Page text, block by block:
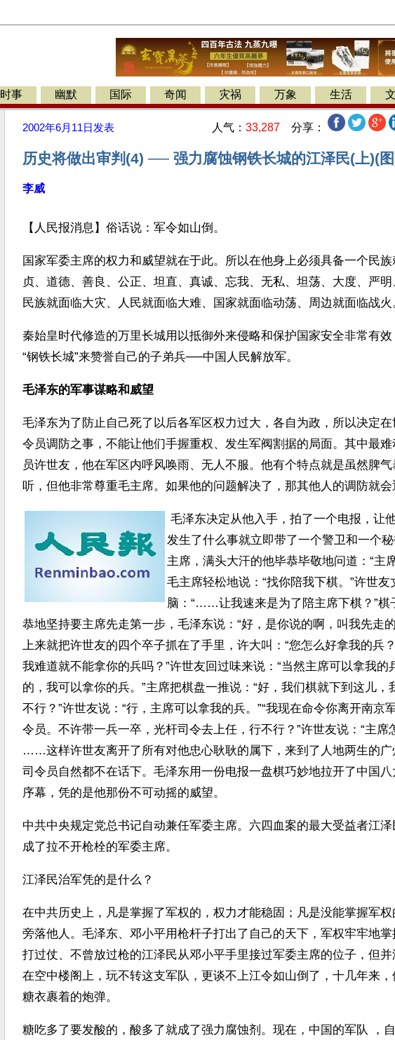
时事 幽默 国际 奇闻 灾祸 万象 生活
2002年6月11日 发表 人气： 33,287 分享：
历史将做出审判(4) ── 强力腐蚀钢铁长城的江泽民(上)(
李威
【人民报消息】俗话说：军令如山倒。
国家军委主席的权力和威望就在于此。所以在他身上必须具备一个民
贞、道德、善良、公正、坦直、真诚、忘我、无私、坦荡、大度、严明
民族就面临大灾、人民就面临大难、国家就面临动荡、周边就面临战火
秦始皇时代修造的万里长城用以抵御外来侵略和保护国家安全非常有
“钢铁长城”来赞誉自己的子弟兵──中国人民解放军。
毛泽东的军事谋略和威望
毛泽东为了防止自己死了以后各军区权力过大，各自为政，所以决定在
令员调防之事，不能让他们手握重权、发生军阀割据的局面。其中最
员许世友，他在军区内呼风唤雨、无人不服。他有个特点就是虽然脾
听，但他非常尊重毛主席。如果他的问题解决了，那其他人的调防就会
毛泽东决定从他入手，拍了一个电报，让
发生了什么事就立即带了一个警卫和一个
主席，满头大汗的他毕恭毕敬地问道：“主
毛主席轻松地说：“找你陪我下棋。”许世
脑：“……让我速来是为了陪主席下棋？”棋
恭地坚持要主席先走第一步，毛泽东说：“好，是你说的啊，叫我先走
上来就把许世友的四个卒子抓在了手里，许大叫：“您怎么好拿我的兵？
我难道就不能拿你的兵吗？”许世友回过味来说：“当然主席可以拿我的
的，我可以拿你的兵。”主席把棋盘一推说：“好，我们棋就下到这儿，
不行？”许世友说：“行，主席可以拿我的兵。”“我现在命令你离开南京
令员。不许带一兵一卒，光杆司令去上任，行不行？”许世友说：“主席
……这样许世友离开了所有对他忠心耿耿的属下，来到了人地两生的广
司令员自然都不在话下。毛泽东用一份电报一盘棋巧妙地拉开了中国
序幕，凭的是他那份不可动摇的威望。
中共中央规定党总书记自动兼任军委主席。六四血案的最大受益者江
成了拉不开枪栓的军委主席。
江泽民治军凭的是什么？
在中共历史上，凡是掌握了军权的，权力才能稳固；凡是没能掌握军
旁落他人。毛泽东、邓小平用枪杆子打出了自己的天下，军权牢牢地
打过仗、不曾放过枪的江泽民从邓小平手里接过军委主席的位子，但
在空中楼阁上，玩不转这支军队，更谈不上江令如山倒了，十几年来
糖衣裹着的炮弹。
糖吃多了要发酸的，酸多了就成了强力腐蚀剂。现在，中国的军队 ，